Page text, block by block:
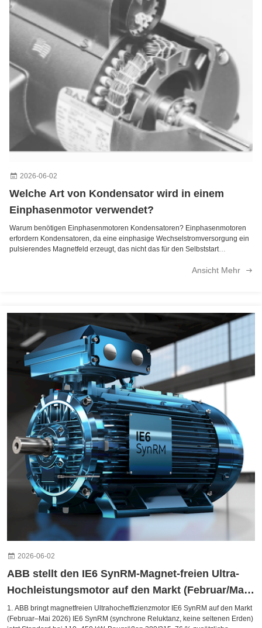
2026-06-02
Welche Art von Kondensator wird in einem
Einphasenmotor verwendet?
Warum benötigen Einphasenmotoren Kondensatoren? Einphasenmotoren
erfordern Kondensatoren, da eine einphasige Wechselstromversorgung ein
pulsierendes Magnetfeld erzeugt, das nicht das für den Selbststart
Ansicht Mehr
2026-06-02
ABB stellt den IE6 SynRM-Magnet-freien Ultra-
Hochleistungsmotor auf den Markt (Februar/Mai
2026)
1. ABB bringt magnetfreien Ultrahocheffizienzmotor IE6 SynRM auf den Markt
(Februar–Mai 2026) IE6 SynRM (synchrone Reluktanz, keine seltenen Erden)